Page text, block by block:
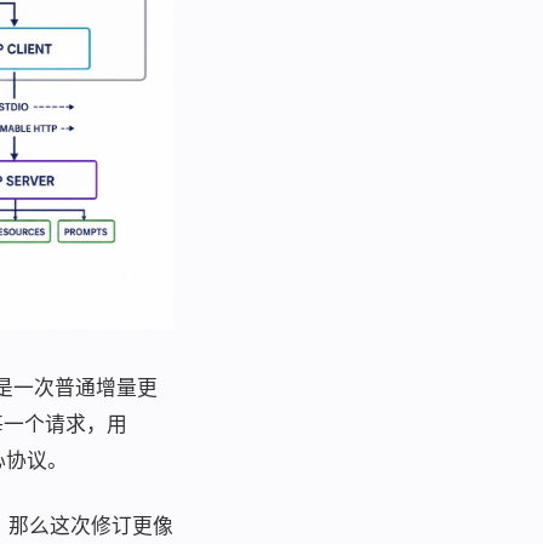
一次普通增量更
个请求，用
议。
么这次修订更像